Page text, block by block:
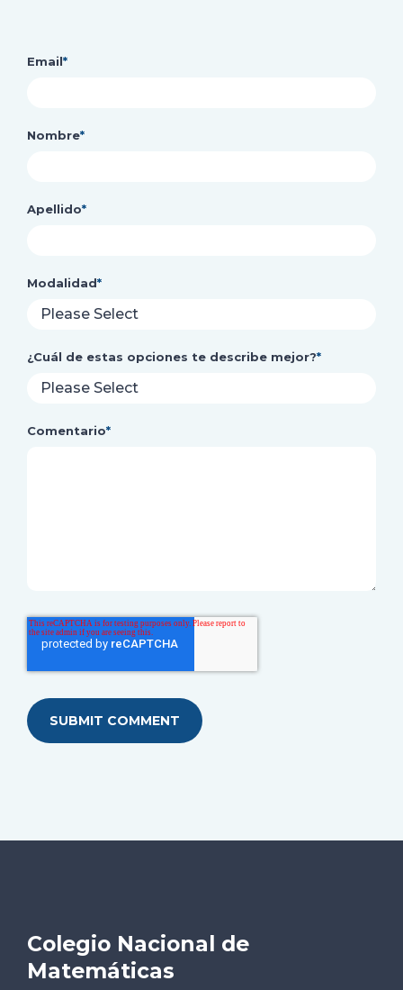
Email*
Nombre*
Apellido*
Modalidad*
¿Cuál de estas opciones te describe mejor?*
Comentario*
Colegio Nacional de
Matemáticas